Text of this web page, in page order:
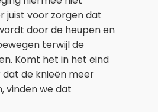
juist voor zorgen dat
door de heupen en
terwijl de
Komt het in het eind
de knieën meer
vinden we dat